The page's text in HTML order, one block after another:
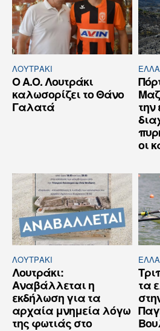
ΛΟΥΤΡΆΚΙ
Ο Α.Ο. Λουτράκι
καλωσορίζει το Θάνο
Γαλατά
την
οι
ΛΟΥΤΡΆΚΙ
Λουτράκι:
Αναβάλλεται η
εκδήλωση για τα
αρχαία μνημεία λόγω
της φωτιάς στο
τα